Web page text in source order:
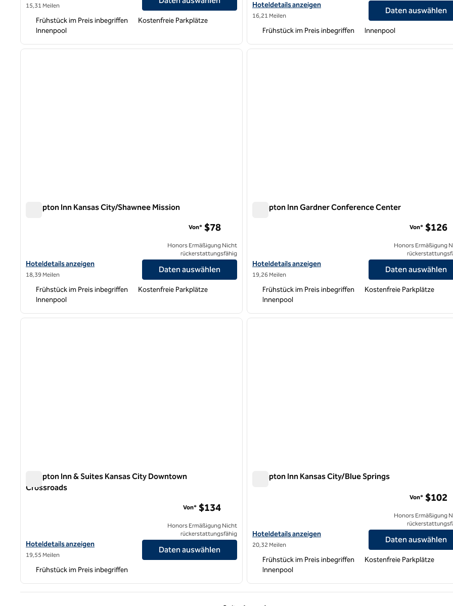
15,31 Meilen
Frühstück im Preis inbegriffen
Kostenfreie Parkplätze
Innenpool
Hoteldetails für Hampton Inn & Suites Kansas City-Country Club
Hoteldetails anzeigen
16,21 Meilen
Daten auswählen
Frühstück im Preis inbegriffen Innenpool
1 von 12
nächstes Bild
Hampton Inn Kansas City/Shawnee Mission
Hoteldetails für Hampton Inn Kansas City/Shawnee Mission anzeigen
Hoteldetails anzeigen
18,39 Meilen
Von* $78
Honors Ermäßigung Nicht
rückerstattungsfähig
Daten auswählen
Frühstück im Preis inbegriffen
Kostenfreie Parkplätze
Innenpool
1 von 12
Hampton Inn Gardner Conference Center
Hoteldetails für das Hampton Inn Gardner Conference Center
Hoteldetails anzeigen
19,26 Meilen
Von* $126
Honors Ermäßigung
Daten auswählen
Frühstück im Preis inbegriffen
Kostenfreie Parkplätze
Innenpool
1 von 12
nächstes Bild
Hampton Inn & Suites Kansas City Downtown
Crossroads
Hoteldetails für Hampton Inn & Suites Kansas City Downtown Crossroads anzeigen
Hoteldetails anzeigen
19,55 Meilen
Von* $134
Honors Ermäßigung Nicht
rückerstattungsfähig
Daten auswählen
Frühstück im Preis inbegriffen
1 von 12
Hampton Inn Kansas City/Blue Springs
Hoteldetails für das Hampton Inn Kansas City/Blue Springs
Hoteldetails anzeigen
20,32 Meilen
Von* $102
Honors Ermäßigung
Daten auswählen
Frühstück im Preis inbegriffen
Kostenfreie Parkplätze
Innenpool